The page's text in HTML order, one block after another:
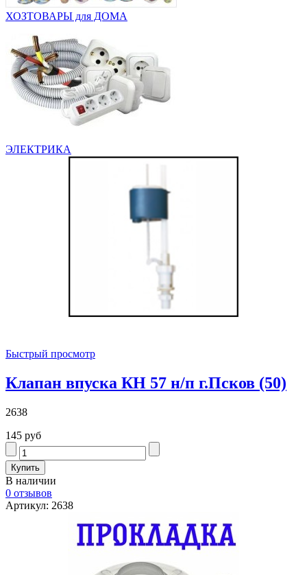
ХОЗТОВАРЫ для ДОМА
ЭЛЕКТРИКА
Быстрый просмотр
Клапан впуска КН 57 н/п г.Псков (50)
2638
145 руб
В наличии
0 отзывов
Артикул: 2638